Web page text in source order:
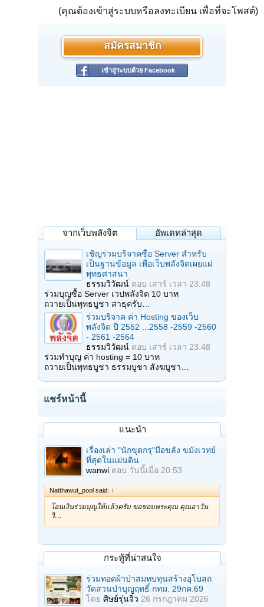
(คุณต้องเข้าสู่ระบบหรือลงทะเบียน เพื่อที่จะโพสต์)
สมัครสมาชิก
เข้าสู่ระบบด้วย Facebook
จากเว็บพลังจิต อัพเดทล่าสุด
เชิญร่วมบริจาคซื้อ Server สำหรับ
เป็นฐานข้อมูล เพื่อเว็บพลังจิตเผยแผ่
พุทธศาสนา
ธรรมวิวัฒน์ ตอบ เสาร์ เวลา 23:48
ร่วมบุญซื้อ Server เวปพลังจิต 10 บาท
ถวายเป็นพุทธบูชา สาธุครับ…
ร่วมบริจาค ค่า Hosting ของเว็บ
พลังจิต ปี 2552 ...2558 -2559 -2560
- 2561 -2564
ธรรมวิวัฒน์ ตอบ เสาร์ เวลา 23:48
ร่วมทำบุญ ค่า hosting = 10 บาท
ถวายเป็นพุทธบูชา ธรรมบูชา สังฆบูชา…
แชร์หน้านี้
แนะนำ
เรื่องเล่า "นักขุดกรุ"มือขลัง ขมังเวทย์
ที่สุดในแผ่นดิน
wanwi ตอบ วันนี้เมื่อ 20:53
Natthawut_pool said: ↑
โอนเงินร่วมบุญให้แล้วครับ ขอขอบพระคุณ คุณอาวัน
วิ…
กระทู้ที่น่าสนใจ
ร่วมทอดผ้าป่าสมทบทุนสร้างอุโบสถ
วัดสวนป่าบุญฤทธิ์ กทม. 29กค.69
โดย ศิษย์รุ่นจิ๋ว 26 กรกฎาคม 2026